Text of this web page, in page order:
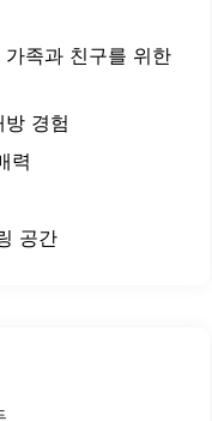
족과 친구를 위한
경험
력
공간